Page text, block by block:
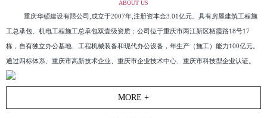
ABOUT US
重庆华硕建设有限公司,成立于2007年,注册资本金3.01亿元。具有房屋建筑工程施
工总承包、机电工程施工总承包双壹级资质；公司位于重庆市两江新区栖霞路18号17
栋，自有独立办公基地、工程机械装备和现代办公设备，年生产（施工）能力100亿元。
通过四标体系、重庆市高新技术企业、重庆市企业技术中心、重庆市科技型企业认证。
MORE +